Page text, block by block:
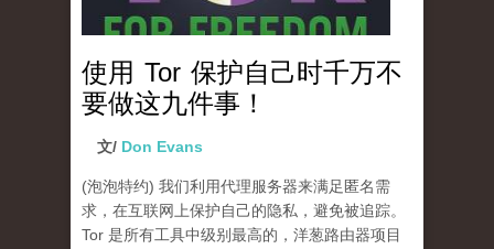
使用 Tor 保护自己时千万不
要做这九件事！
文/ Don Evans
(泡泡特约) 我们利用代理服务器来满足匿名需
求，在互联网上保护自己的隐私，避免被追踪。
Tor 是所有工具中级别最高的，洋葱路由器项目